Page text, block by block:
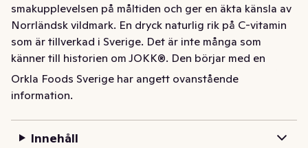
smakupplevelsen på måltiden och ger en äkta känsla av
Norrländsk vildmark. En dryck naturlig rik på C-vitamin
som är tillverkad i Sverige. Det är inte många som
känner till historien om JOKK®. Den börjar med en
påhittig norrländsk landshövding som ville ta vara på
det vildmarken hade att erbjuda och redan 1972
JOKK® betyder och hitta massa spännande recept på
jokk.se
Orkla Foods Sverige har angett ovanstående
information.
Innehåll